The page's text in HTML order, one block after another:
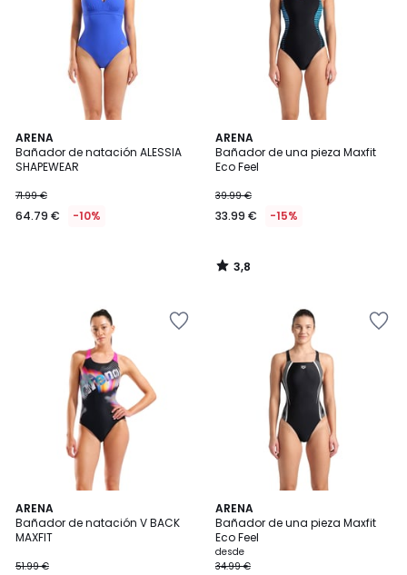
ARENA
Bañador de natación ALESSIA
SHAPEWEAR
71.99 €
64.79 € -10%
ARENA
Bañador de una pieza Maxfit
Eco Feel
39.99 €
33.99 € -15%
3,8
/ 5
3,8
/
ARENA
Bañador de natación V BACK
MAXFIT
51.99 €
ARENA
Bañador de una pieza Maxfit
Eco Feel
desde
34.99 €
4
/
5
2
Colores